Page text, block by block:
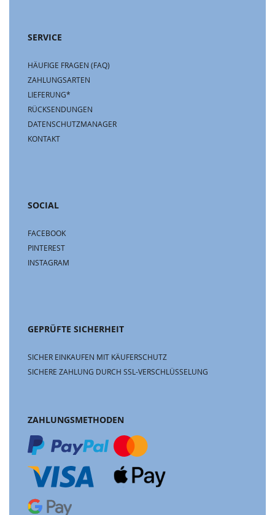
SERVICE
HÄUFIGE FRAGEN (FAQ)
ZAHLUNGSARTEN
LIEFERUNG*
RÜCKSENDUNGEN
DATENSCHUTZMANAGER
KONTAKT
SOCIAL
FACEBOOK
PINTEREST
INSTAGRAM
GEPRÜFTE SICHERHEIT
SICHER EINKAUFEN MIT KÄUFERSCHUTZ
SICHERE ZAHLUNG DURCH SSL-VERSCHLÜSSELUNG
ZAHLUNGSMETHODEN